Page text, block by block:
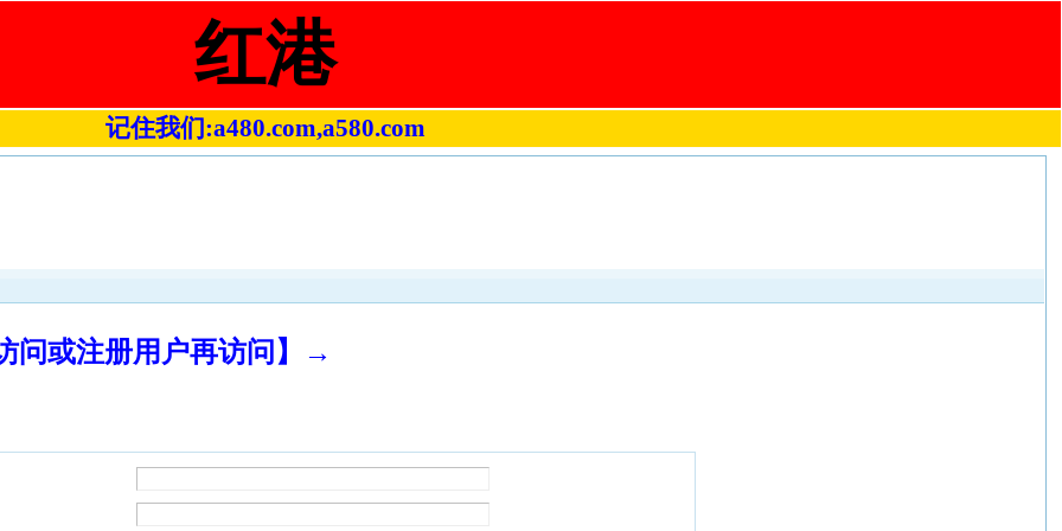
红港
记住我们:a480.com,a580.com
问或注册用户再访问】→